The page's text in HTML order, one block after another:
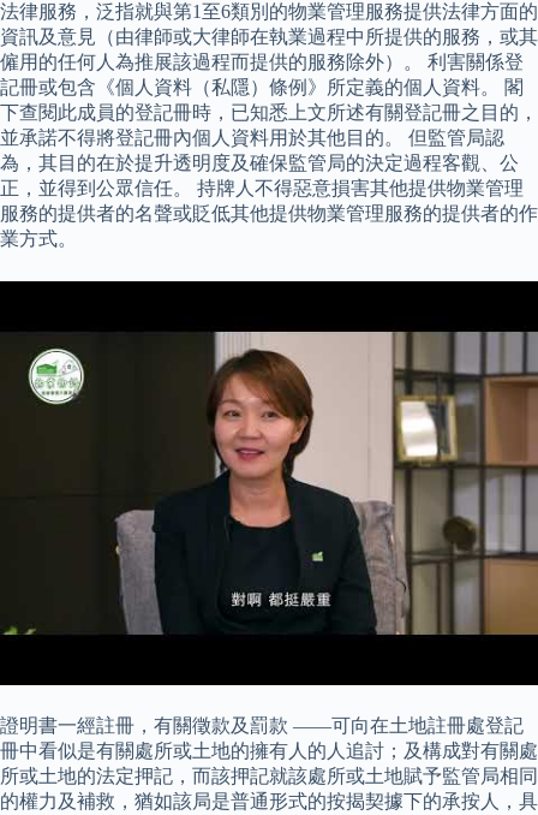
法律服務，泛指就與第1至6類別的物業管理服務提供法律方面的
資訊及意見（由律師或大律師在執業過程中所提供的服務，或其
僱用的任何人為推展該過程而提供的服務除外）。 利害關係登
記冊或包含《個人資料（私隱）條例》所定義的個人資料。 閣
下查閱此成員的登記冊時，已知悉上文所述有關登記冊之目的，
並承諾不得將登記冊內個人資料用於其他目的。 但監管局認
為，其目的在於提升透明度及確保監管局的決定過程客觀、公
正，並得到公眾信任。 持牌人不得惡意損害其他提供物業管理
服務的提供者的名聲或貶低其他提供物業管理服務的提供者的作
業方式。
證明書一經註冊，有關徵款及罰款 ——可向在土地註冊處登記
冊中看似是有關處所或土地的擁有人的人追討；及構成對有關處
所或土地的法定押記，而該押記就該處所或土地賦予監管局相同
的權力及補救，猶如該局是普通形式的按揭契據下的承按人，具